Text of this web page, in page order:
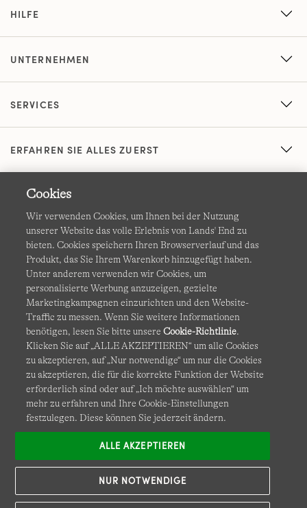
HILFE
UNTERNEHMEN
SERVICES
ERFAHREN SIE ALLES ZUERST
AGB Datenschutz & Sicherheit
Cookies Ich möchte auswählen Barrierefreiheit
Site Map Internationale Websites
Diese Website ist durch reCAPTCHA geschützt. Es gelten die
Datenschutzerklärung undNutzungsbedingungenvon
Google.
Cookies
Wir verwenden Cookies, um Ihnen bei der Nutzung
unserer Website das volle Erlebnis von Lands' End zu
bieten. Cookies speichern Ihren Browserverlauf und das
Produkt, das Sie Ihrem Warenkorb hinzugefügt haben.
Unter anderem verwenden wir Cookies, um
personalisierte Werbung anzuzeigen, gezielte
Marketingkampagnen einzurichten und den Website-
Traffic zu messen. Wenn Sie weitere Informationen
benötigen, lesen Sie bitte unsereCookie-Richtlinie.
Klicken Sie auf „ALLE AKZEPTIEREN“ um alle Cookies
zu akzeptieren, auf „Nur notwendige“ um nur die Cookies
zu akzeptieren, die für die korrekte Funktion der Website
erforderlich sind oder auf „Ich möchte auswählen“ um
mehr zu erfahren und Ihre Cookie-Einstellungen
festzulegen. Diese können Sie jederzeit ändern.
NUR NOTWENDIGE
ALLE AKZEPTIEREN